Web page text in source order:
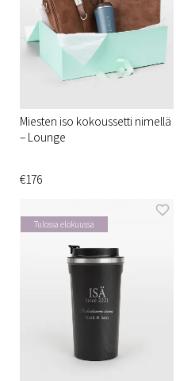
Miesten iso kokoussetti nimellä
– Lounge
€176
Tulossa elokuussa